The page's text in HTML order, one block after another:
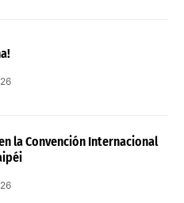
la Convención Internacional